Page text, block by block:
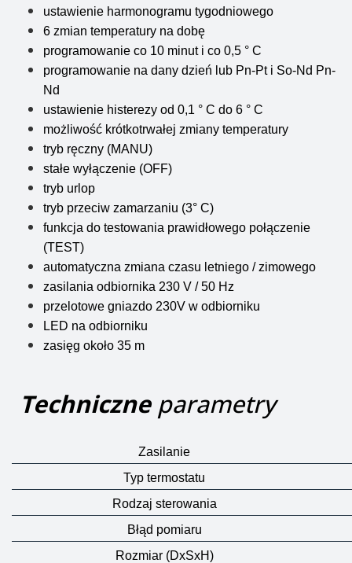
ustawienie harmonogramu tygodniowego
6 zmian temperatury na dobę
programowanie co 10 minut i co 0,5 ° C
programowanie na dany dzień lub Pn-Pt i So-Nd Pn-
Nd
ustawienie histerezy od 0,1 ° C do 6 ° C
możliwość krótkotrwałej zmiany temperatury
tryb ręczny (MANU)
stałe wyłączenie (OFF)
tryb urlop
tryb przeciw zamarzaniu (3° C)
funkcja do testowania prawidłowego połączenie
(TEST)
automatyczna zmiana czasu letniego / zimowego
zasilania odbiornika 230 V / 50 Hz
przelotowe gniazdo 230V w odbiorniku
LED na odbiorniku
zasięg około 35 m
Techniczneparametry
Zasilanie
Typ termostatu
Rodzaj sterowania
Błąd pomiaru
Rozmiar (DxSxH)